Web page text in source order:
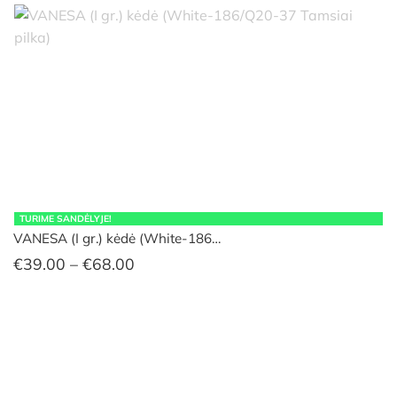
TURIME SANDĖLYJE!
VANESA (I gr.) kėdė (White-186…
€39.00 – €68.00